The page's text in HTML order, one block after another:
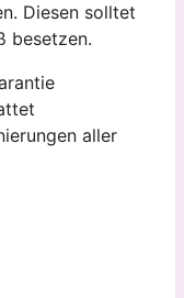
Diesen solltet
besetzen.
aller